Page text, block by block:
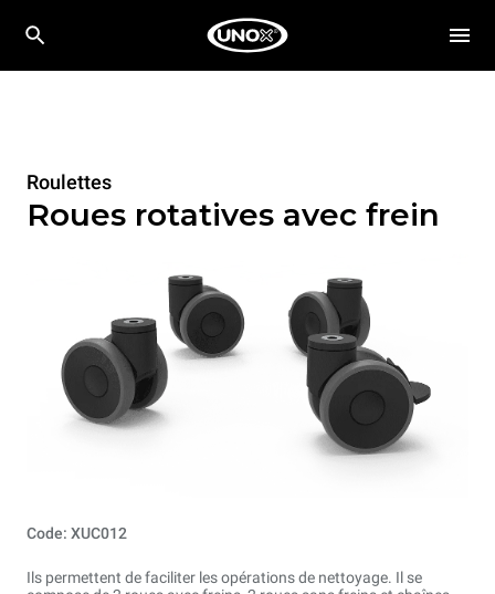
Roulettes
Roues rotatives avec frein
Code: XUC012
Ils permettent de faciliter les opérations de nettoyage. Il se